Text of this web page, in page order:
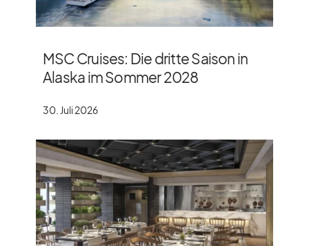
MSC Cruises: Die dritte Saison in
Alaska im Sommer 2028
30. Juli 2026